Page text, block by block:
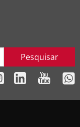
Pesquisar